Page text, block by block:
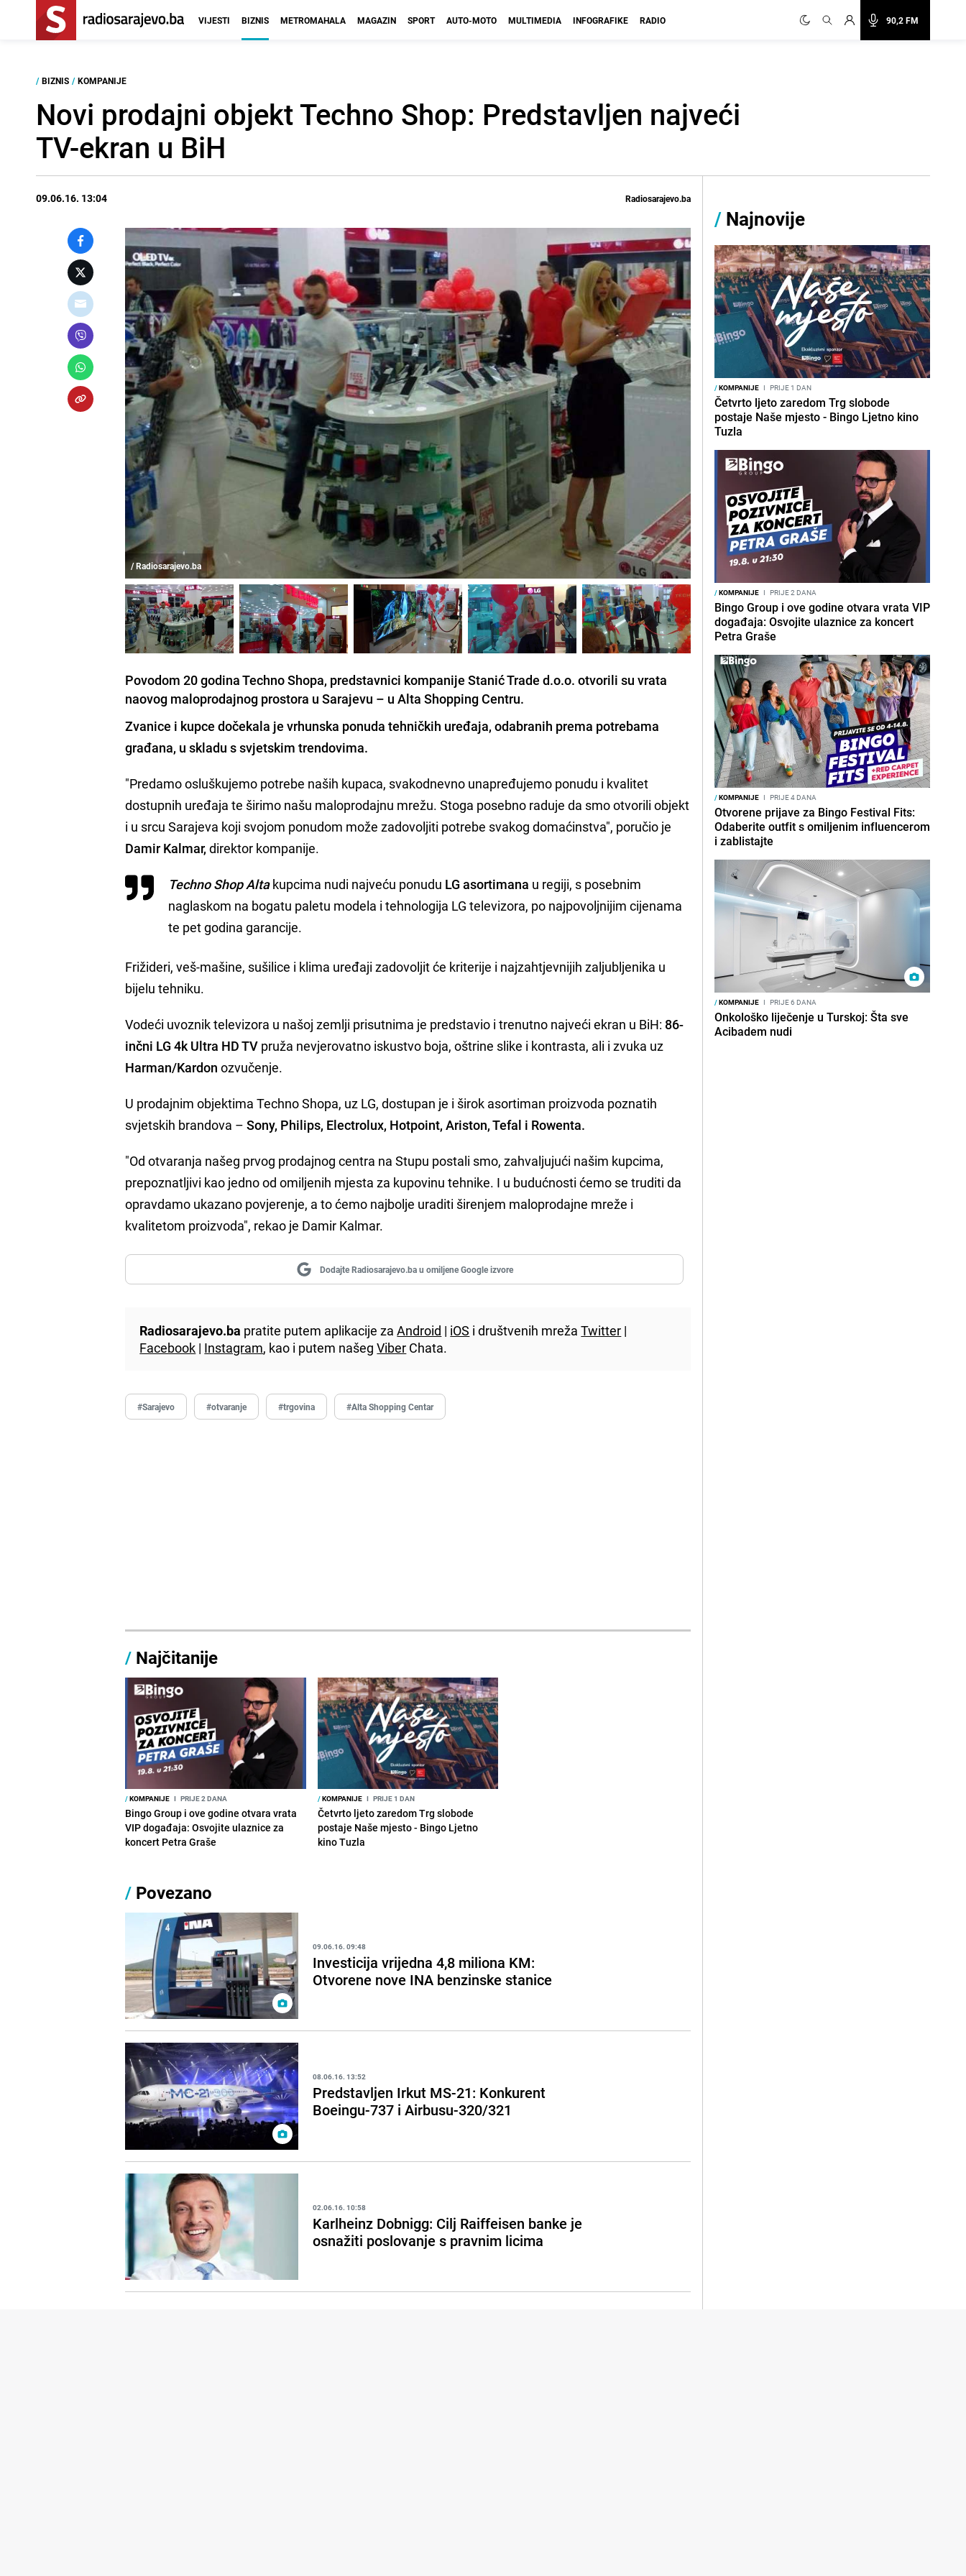
90,2 FM
VIJESTI BIZNIS METROMAHALA MAGAZIN SPORT AUTO-MOTO MULTIMEDIA INFOGRAFIKE RADIO
/ BIZNIS / KOMPANIJE
Novi prodajni objekt Techno Shop: Predstavljen najveći
TV-ekran u BiH
09.06.16. 13:04 Radiosarajevo.ba
/ Radiosarajevo.ba
Povodom 20 godina Techno Shopa, predstavnici kompanije Stanić Trade d.o.o. otvorili su vrata
naovog maloprodajnog prostora u Sarajevu – u Alta Shopping Centru.
Zvanice i kupce dočekala je vrhunska ponuda tehničkih uređaja, odabranih prema potrebama
građana, u skladu s svjetskim trendovima.
"Predamo osluškujemo potrebe naših kupaca, svakodnevno unapređujemo ponudu i kvalitet
dostupnih uređaja te širimo našu maloprodajnu mrežu. Stoga posebno raduje da smo otvorili objekt
i u srcu Sarajeva koji svojom ponudom može zadovoljiti potrebe svakog domaćinstva", poručio je
Damir Kalmar, direktor kompanije.
Techno Shop Altakupcima nudi najveću ponudu LG asortimana u regiji, s posebnim
naglaskom na bogatu paletu modela i tehnologija LG televizora, po najpovoljnijim cijenama
te pet godina garancije.
Frižideri, veš-mašine, sušilice i klima uređaji zadovoljit će kriterije i najzahtjevnijih zaljubljenika u
bijelu tehniku.
Vodeći uvoznik televizora u našoj zemlji prisutnima je predstavio i trenutno najveći ekran u BiH: 86-
inčni LG 4k Ultra HD TV pruža nevjerovatno iskustvo boja, oštrine slike i kontrasta, ali i zvuka uz
Harman/Kardon ozvučenje.
U prodajnim objektima Techno Shopa, uz LG, dostupan je i širok asortiman proizvoda poznatih
svjetskih brandova –Sony, Philips, Electrolux, Hotpoint, Ariston, Tefal i Rowenta.
"Od otvaranja našeg prvog prodajnog centra na Stupu postali smo, zahvaljujući našim kupcima,
prepoznatljivi kao jedno od omiljenih mjesta za kupovinu tehnike. I u budućnosti ćemo se truditi da
opravdamo ukazano povjerenje, a to ćemo najbolje uraditi širenjem maloprodajne mreže i
kvalitetom proizvoda", rekao je Damir Kalmar.
Dodajte Radiosarajevo.ba u omiljene Google izvore
Radiosarajevo.ba pratite putem aplikacije zaAndroid | iOS i društvenih mrežaTwitter |
Facebook | Instagram, kao i putem našegViber Chata.
#Sarajevo #otvaranje #trgovina #Alta Shopping Centar
/ Najčitanije
/KOMPANIJE I PRIJE 2 DANA
Bingo Group i ove godine otvara vrata
VIP događaja: Osvojite ulaznice za
koncert Petra Graše
/KOMPANIJE I PRIJE 1 DAN
Četvrto ljeto zaredom Trg slobode
postaje Naše mjesto - Bingo Ljetno
kino Tuzla
/ Povezano
09.06.16. 09:48
Investicija vrijedna 4,8 miliona KM:
Otvorene nove INA benzinske stanice
08.06.16. 13:52
Predstavljen Irkut MS-21: Konkurent
Boeingu-737 i Airbusu-320/321
02.06.16. 10:58
Karlheinz Dobnigg: Cilj Raiffeisen banke je
osnažiti poslovanje s pravnim licima
/ Najnovije
/KOMPANIJE I PRIJE 1 DAN
Četvrto ljeto zaredom Trg slobode
postaje Naše mjesto - Bingo Ljetno kino
Tuzla
/KOMPANIJE I PRIJE 2 DANA
Bingo Group i ove godine otvara vrata VIP
događaja: Osvojite ulaznice za koncert
Petra Graše
/KOMPANIJE I PRIJE 4 DANA
Otvorene prijave za Bingo Festival Fits:
Odaberite outfit s omiljenim influencerom
i zablistajte
/KOMPANIJE I PRIJE 6 DANA
Onkološko liječenje u Turskoj: Šta sve
Acibadem nudi